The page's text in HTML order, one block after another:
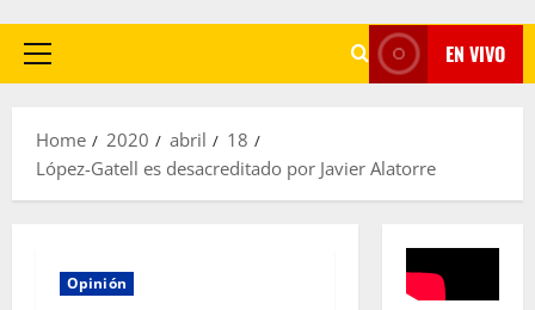
Primary
EN VIVO
Home 2020 abril
18
López-Gatell es desacreditado por Javier Alatorre
Opinión